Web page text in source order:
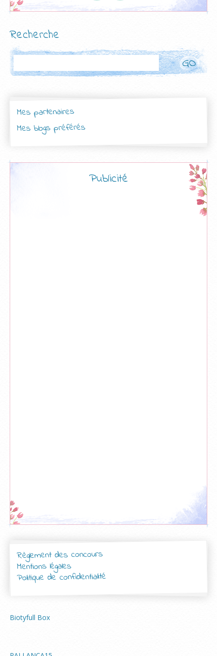
Recherche
Mes partenaires
Mes blogs préférés
Publicité
Règlement des concours
Mentions légales
Politique de confidentialité
Biotyfull Box